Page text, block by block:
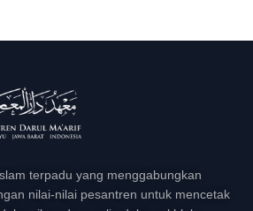
terpadu yang menggabungkan
nilai-nilai pesantren untuk mencetak